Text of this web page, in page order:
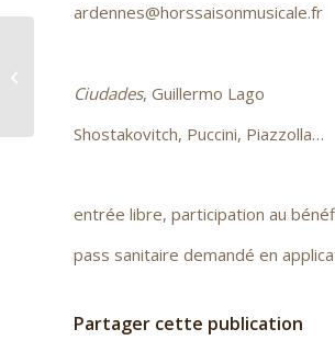
ardennes@horssaisonmusicale.fr
Ciudades, Guillermo Lago
Shostakovitch, Puccini, Piazzolla…
entrée libre, participation au
pass sanitaire demandé en
Partager cette publication
Lestoquoy, guitare